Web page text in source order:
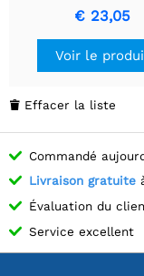
- Source
durable
€ 23,05
Voir le
 Effacer la liste
Commandé
Livraison gratuite
Évaluation du
Service excellent